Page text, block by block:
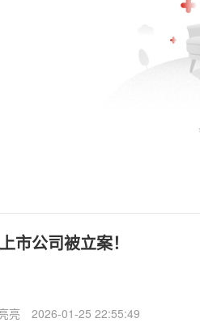
市公司被立案！
亮 2026-01-25 22:55:49